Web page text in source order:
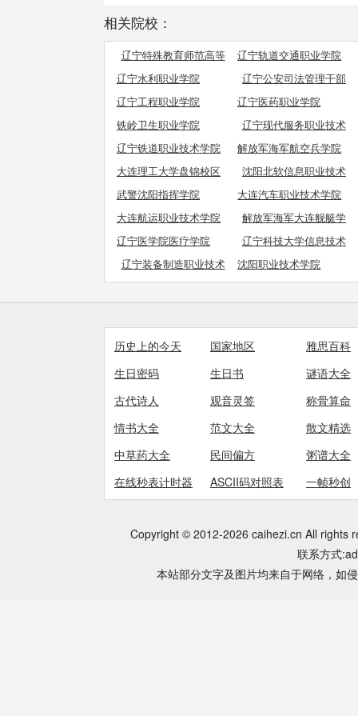
相关院校：
辽宁特殊教育师范高等
专科学校
辽宁轨道交通职业学院
辽宁水利职业学院
辽宁公安司法管理干部
学院
辽宁工程职业学院
辽宁医药职业学院
铁岭卫生职业学院
辽宁现代服务职业技术
学院
辽宁铁道职业技术学院
解放军海军航空兵学院
大连理工大学盘锦校区
沈阳北软信息职业技术
学院
武警沈阳指挥学院
大连汽车职业技术学院
大连航运职业技术学院
解放军海军大连舰艇学
院
辽宁医学院医疗学院
辽宁科技大学信息技术
学院
辽宁装备制造职业技术
学院
沈阳职业技术学院
历史上的今天 国家地区
雅思百科
生日密码
生日书
谜语大全
古代诗人
观音灵签
称骨算命
情书大全
范文大全
散文精选
中草药大全
民间偏方
粥谱大全
在线秒表计时器
ASCII码对照表 一帧秒创
Copyright © 2012-2026 caihezi.cn All rights
联系方式
本站部分文字及图片均来自于网络，如